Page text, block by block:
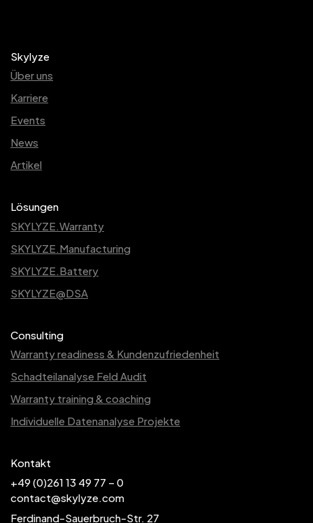
Skylyze
Über uns
Karriere
Events
News
Artikel
Lösungen
SKYLYZE.Warranty
SKYLYZE.Manufacturing
SKYLYZE.Battery
SKYLYZE@DSA
Consulting
Warranty readiness & Kundenzufriedenheit
Schadteilanalyse Feld Audit
Warranty training & coaching
Individuelle Datenanalyse Projekte
Kontakt
+49 (0)261 13 49 77 – 0
contact@skylyze.com
Ferdinand-Sauerbruch-Str. 27